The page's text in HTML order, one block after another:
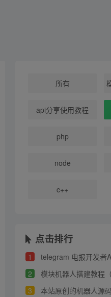
所有
api分享使用教程
php
node
c++
点击排行
1
telegram 电报开发者API_ID
2
模块机器人搭建教程（
3
本站原创的机器人源